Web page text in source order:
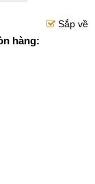
Sắp về
hàng: